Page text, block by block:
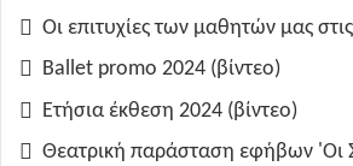
Οι επιτυχίες των μαθητών μας
Ballet promo 2024 (βίντεο)
Ετήσια έκθεση 2024 (βίντεο)
Θεατρική παράσταση εφήβων 'Οι